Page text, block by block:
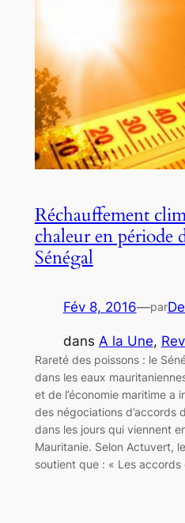
Réchauffement
chaleur en période
Sénégal
Fév 8, 2016—par
dans A la Une,
Rareté des poissons : le
dans les eaux
et de l’économie maritime a
des négociations d’accords
dans les jours qui viennent
Mauritanie. Selon Actuvert,
soutient que : « Les